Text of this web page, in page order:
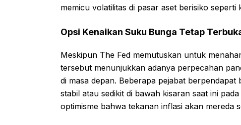
memicu volatilitas di pasar aset berisiko seperti
Opsi Kenaikan Suku Bunga Tetap
Meskipun The Fed memutuskan untuk
tersebut menunjukkan adanya perpecahan
di masa depan. Beberapa pejabat
stabil atau sedikit di bawah kisaran saat ini
optimisme bahwa tekanan inflasi akan mereda